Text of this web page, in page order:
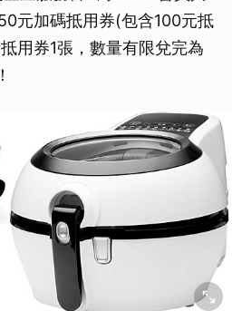
元加碼抵用券(包含100元抵
用券1張，數量有限兌完為